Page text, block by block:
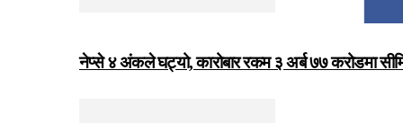
नेप्से ४ अंकले घट्यो, कारोबार रकम ३ अर्ब ७७ करोडमा